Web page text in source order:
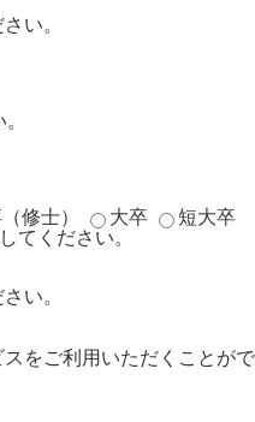
い。
修士） 大卒
短大卒
てください。
い。
をご利用いただくことがで